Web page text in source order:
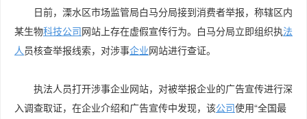
日前，溧水区市场监管局白马分局接到消费者举报，称辖区内
某生物科技公司网站上存在虚假宣传行为。白马分局立即组织执法
人员核查举报线索，对涉事企业网站进行查证。
执法人员打开涉事企业网站，对被举报企业的广告宣传进行深
入调查取证，在企业介绍和广告宣传中发现，该公司使用“全国最